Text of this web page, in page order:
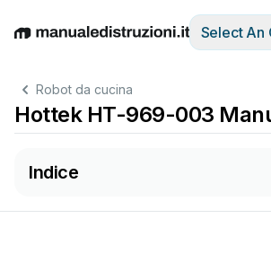
EnglishDeutschEspañolItaliano
Select An
Robot da cucina
Hottek HT-969-003
Indice